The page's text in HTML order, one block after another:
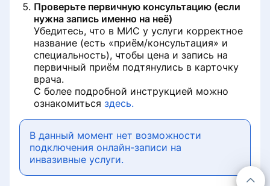
Проверьте первичную консультацию (если
нужна запись именно на неё)
Убедитесь, что в МИС у услуги корректное
название (есть «приём/консультация» и
специальность), чтобы цена и запись на
первичный приём подтянулись в карточку
врача.
С более подробной инструкцией можно
ознакомиться здесь.
В данный момент нет возможности
подключения онлайн-записи на
инвазивные услуги.